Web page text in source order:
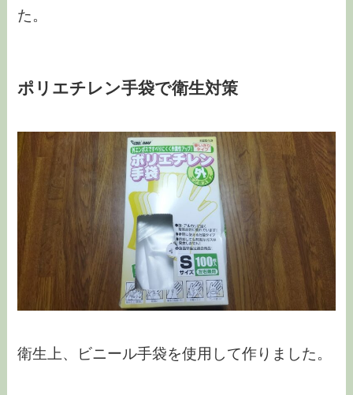
た。
ポリエチレン手袋で衛生対策
衛生上、ビニール手袋を使用して作りました。